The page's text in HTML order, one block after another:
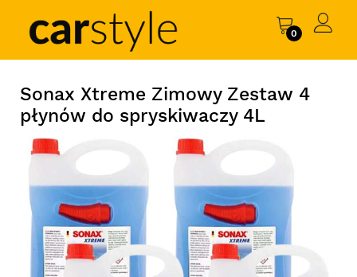
0
Sonax Xtreme Zimowy Zestaw 4
płynów do spryskiwaczy 4L